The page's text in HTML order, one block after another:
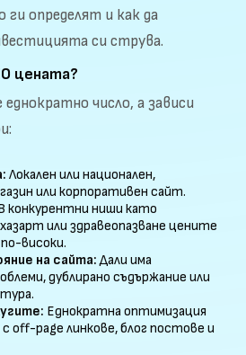
определят и как да
си струва.
цената?
еднократно число, а зависи
Локален или национален,
или корпоративен сайт.
конкурентни ниши като
или здравеопазване цените
високи.
на сайта:Дали има
дублирано съдържание или
Еднократна оптимизация
off-page линкове, блог постове и